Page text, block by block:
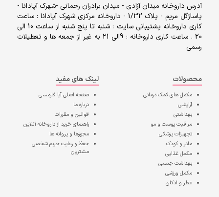
آدرس داروخانه میدان آزادی - میدان برادران رحمانی -شهرک آپادانا -
پاساژگل مریم - پلاک 1/32 - داروخانه مرکزی شهرک آپادانا : ساعت
کاری داروخانه پشتیبانی سایت : شنبه تا پنج شنبه از ساعت 10 الی
20 . ساعت کاری داروخانه : 9الی 21 به غیر از جمعه ها و تعطیلات
رسمی
محصولات
مکمل های کمک درمانی
آرایشی
بهداشتی
مراقبت پوست و مو
تجهیزات پزشکی
مادر و کودک
مکمل غذایی
بهداشت جنسی
مکمل ورزشی
عطر و ادکلن
لینک های مفید
صفحه اصلیآپا فارمسی
درباره ما
قوانین و مقررات
راهنمای خرید از داروخانه آنلاین
مجوزها و پروانه ها
حفظ و رعایت حریم شخصی
مشتریان